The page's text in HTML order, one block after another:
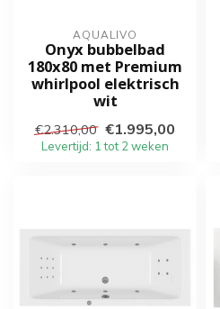
AQUALIVO
Onyx bubbelbad
180x80 met Premium
whirlpool elektrisch
wit
€2.310,00 €1.995,00
Levertijd: 1 tot 2 weken